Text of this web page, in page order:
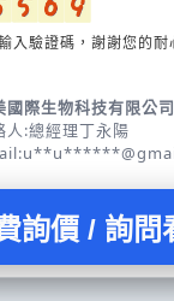
入驗證碼，謝謝您的耐
國際生物科技有限公司
人:總經理丁永陽
詢價 / 詢問